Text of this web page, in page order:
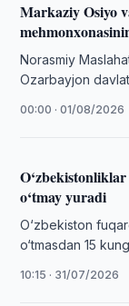
Markaziy Osiyo
Norasmiy
Ozarbayjon
marosimida …
00:00 · 01/08/2026
o‘tmay yuradi
O‘zbekiston
o‘tmasdan 15
10:15 · 31/07/2026